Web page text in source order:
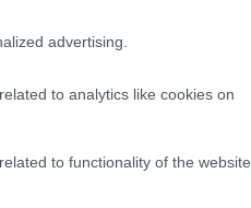
advertising.
to analytics like cookies on
to functionality of the website
por la
a largo plazo en